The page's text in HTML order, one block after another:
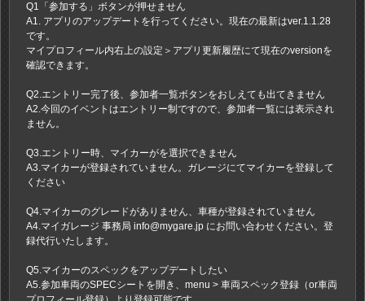
Q1「参加する」ボタンが押せません
A1. アプリのアップデートを行ってください。現在の最新はver.1.1.28
です。
マイプロフィール内右上の設定＞アプリ更新履歴にて現在のversionを
確認できます。
Q2.エントリー完了後、参加者一覧ボタンをおしえても出てきません
A2.今回のイベントはエントリー制ですので、参加者一覧には表示され
ません。
Q3.エントリー時、マイカーがを選択できません
A3.マイカーが登録されていません。ガレージにてマイカーを登録して
ください
Q4.マイカーのグレードがありません、車種が登録されていません
A4.マイガレージ 事務局 info@mygare.jp にお問い合わせください。登
録代行いたします。
Q5.マイカーのスペックをアップデートしたい
A5.参加車両のSPECシートを開き、menu > 車両スペック登録（or車両